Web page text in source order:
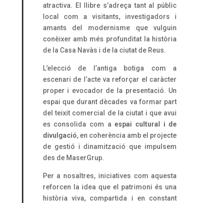
atractiva. El llibre s’adreça tant al públic
local com a visitants, investigadors i
amants del modernisme que vulguin
conèixer amb més profunditat la història
de la Casa Navàs i de la ciutat de Reus.
L’elecció de l’antiga botiga com a
escenari de l’acte va reforçar el caràcter
proper i evocador de la presentació. Un
espai que durant dècades va formar part
del teixit comercial de la ciutat i que avui
es consolida com a espai cultural i de
divulgació, en coherència amb el projecte
de gestió i dinamització que impulsem
des de MaserGrup.
Per a nosaltres, iniciatives com aquesta
reforcen la idea que el patrimoni és una
història viva, compartida i en constant